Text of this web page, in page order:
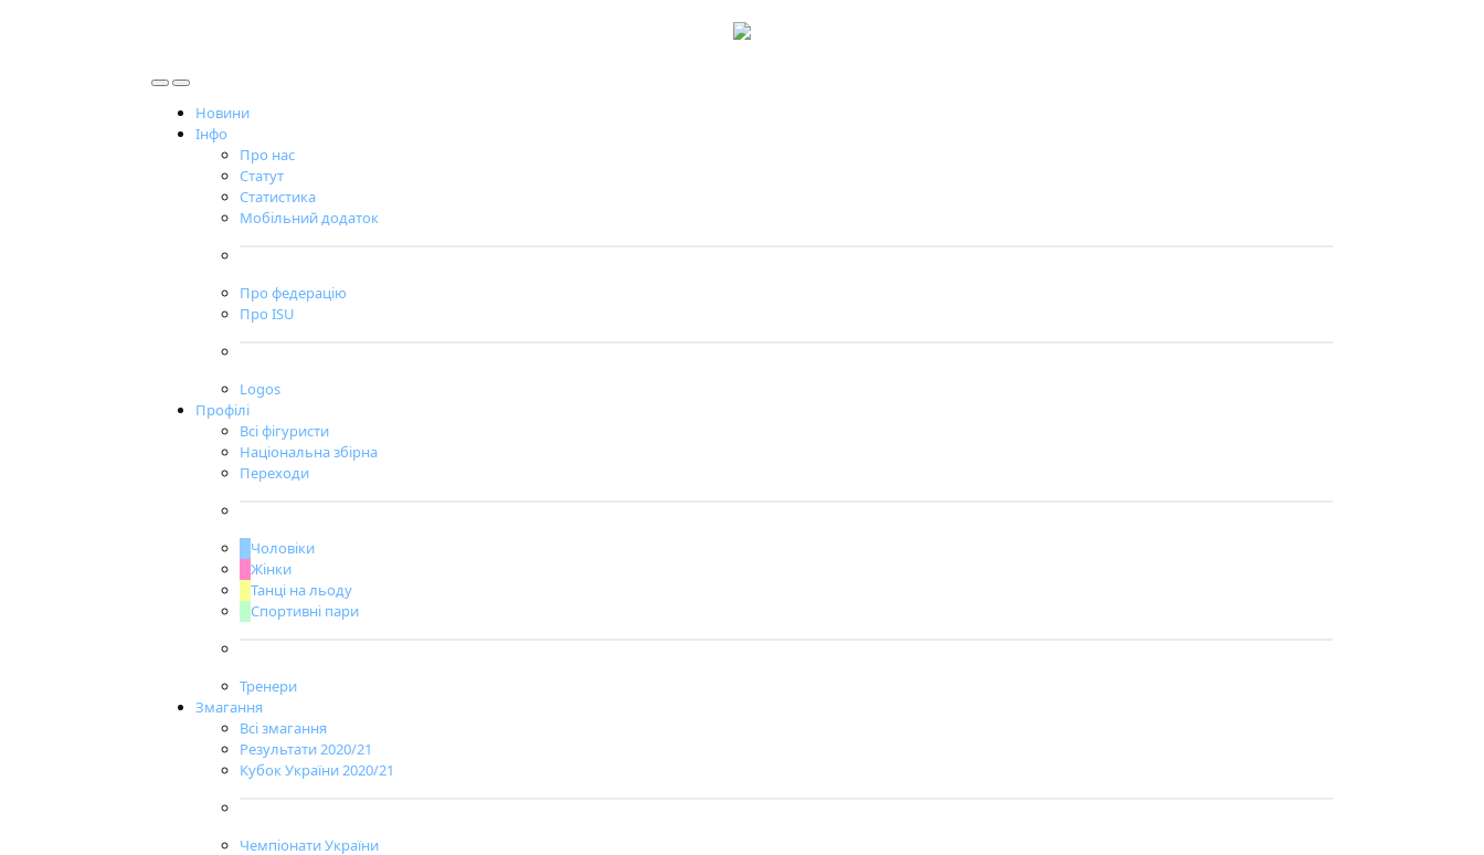
Новини
Інфо
Про нас
Статут
Статистика
Мобільний додаток
Про федерацію
Про ISU
Logos
Профілі
Всі фігуристи
Національна збірна
Переходи
Чоловіки
Жінки
Танці на льоду
Спортивні пари
Тренери
Змагання
Всі змагання
Результати 2020/21
Кубок України 2020/21
Чемпіонати України